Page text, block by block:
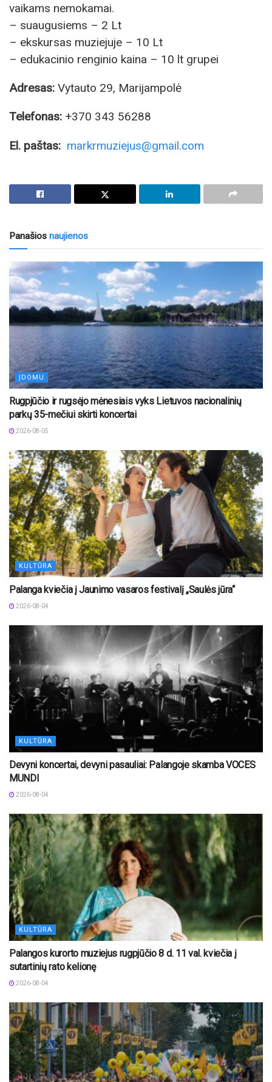
vaikams nemokamai.
– suaugusiems – 2 Lt
– ekskursas muziejuje – 10 Lt
– edukacinio renginio kaina – 10 lt grupei
Adresas: Vytauto 29, Marijampolė
Telefonas: +370 343 56288
El. paštas: markrmuziejus@gmail.com
Panašios naujienos
ĮDOMU
Rugpjūčio ir rugsėjo mėnesiais vyks Lietuvos nacionalinių
parkų 35-mečiui skirti koncertai
2026-08-05
KULTŪRA
Palanga kviečia į Jaunimo vasaros festivalį „Saulės jūra“
2026-08-04
KULTŪRA
Devyni koncertai, devyni pasauliai: Palangoje skamba VOCES
MUNDI
2026-08-04
KULTŪRA
Palangos kurorto muziejus rugpjūčio 8 d. 11 val. kviečia į
sutartinių rato kelionę
2026-08-04